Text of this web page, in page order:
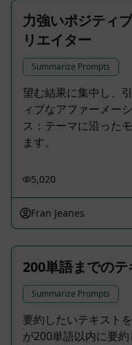
力強いポジティ
リエイター
Summarize Prompts
望む結果に集中し、
ィブなアファーメー
ス：テーマに沿った
ます。
5,020
Fran Jeanes
200単語までの
Summarize Prompts
要約したいテキスト
が200単語以内に要約